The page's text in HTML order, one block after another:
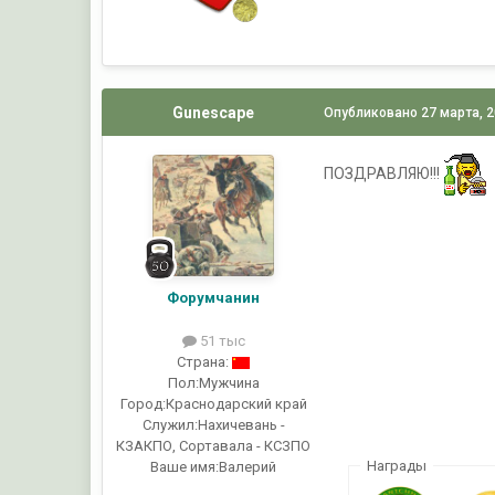
Gunescape
Форумчанин
51 тыс
Страна:
Пол:Мужчина
Город:Краснодарский край
Служил:Нахичевань -
КЗАКПО, Сортавала - КСЗПО
Ваше имя:Валерий
Опубликовано 27 марта,
ПОЗДРАВЛЯЮ!!!
Награды